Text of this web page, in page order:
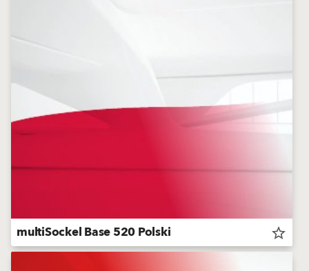
multiSockel Base 520 Polski star_border